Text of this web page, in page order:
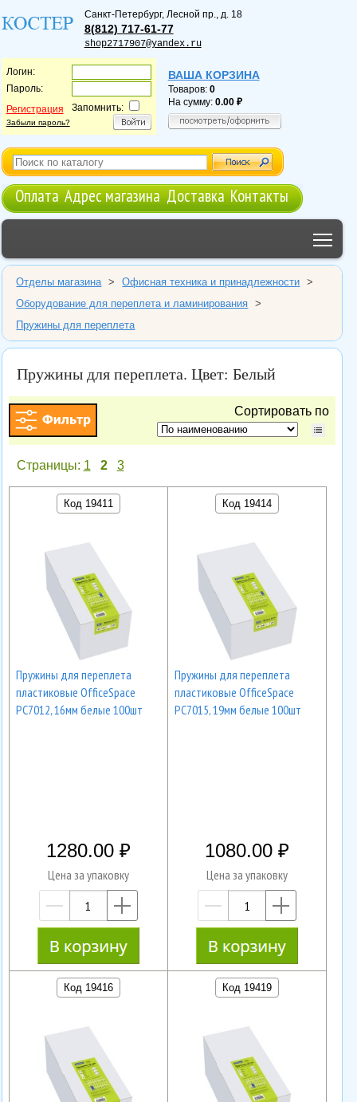
Санкт-Петербург, Лесной пр., д. 18
8(812) 717-61-77
shop2717907@yandex.ru
Логин:
Пароль:
Регистрация
Забыли пароль?
Запомнить:
ВАША КОРЗИНА
Товаров: 0
На сумму: 0.00
Оплата Адрес магазина Доставка Контакты
Отделы магазина > Офисная техника и принадлежности
>
Оборудование для переплета и ламинирования
>
Пружины для переплета
Пружины для переплета. Цвет: Белый
Сортировать по
Страницы: 1 2 3
Код 19411
Пружины для переплета
пластиковые OfficeSpace
PC7012, 16мм белые 100шт
1280.00
Цена за упаковку
—
Код 19414
Пружины для переплета
пластиковые OfficeSpace
PC7015, 19мм белые 100шт
1080.00
Цена за упаковку
—
Код 19416 Код 19419